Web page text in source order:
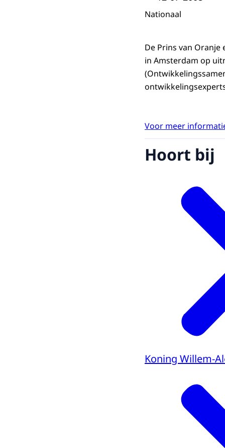
Nationaal
De Prins van
in Amsterdam op
Voor meer
Hoort bij
Koning Willem-